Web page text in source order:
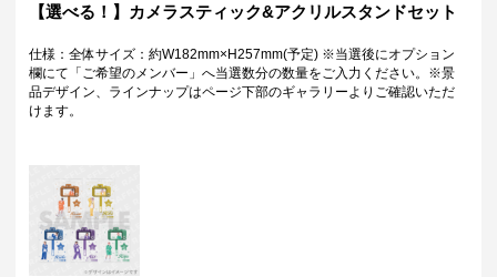
が表示されているボタンを選択の上でくじ引きを行ってください。
注意ください。
Wチャンス賞について
・Wチャンス賞は対象の期間内くじ引き1回ごとにチャレンジできる特別
キャンペーンです。
・Wチャンス賞のチャレンジには初回のみアンケートへのご回答が必須と
なります。
・2回目以降は自動的に開催中のWチャンス賞へ応募となります。
【選べる！】カメラスティック&アクリルスタンドセット
仕様：全体サイズ：約W182mm×H257mm(予定) ※当選後にオプション
欄にて「ご希望のメンバー」へ当選数分の数量をご入力ください。※景
品デザイン、ラインナップはページ下部のギャラリーよりご確認いただ
けます。